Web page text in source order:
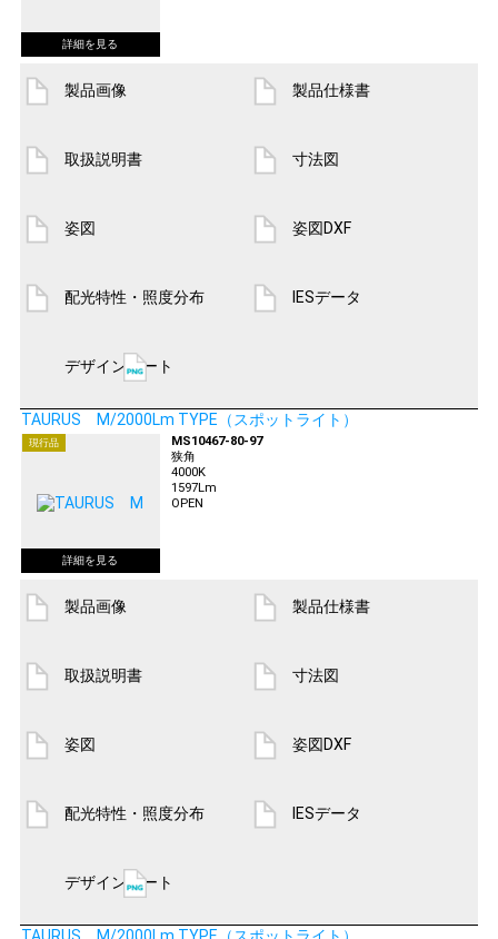
製品画像 製品仕様書
取扱説明書 寸法図
姿図 姿図DXF
配光特性・照度分布 IESデータ
デザインシート
TAURUS M/2000Lm TYPE（スポットライト）
現行品
MS10467-80-97
狭角
4000K
1597Lm
OPEN
製品画像 製品仕様書
取扱説明書 寸法図
姿図 姿図DXF
配光特性・照度分布 IESデータ
デザインシート
TAURUS M/2000Lm TYPE（スポットライト）